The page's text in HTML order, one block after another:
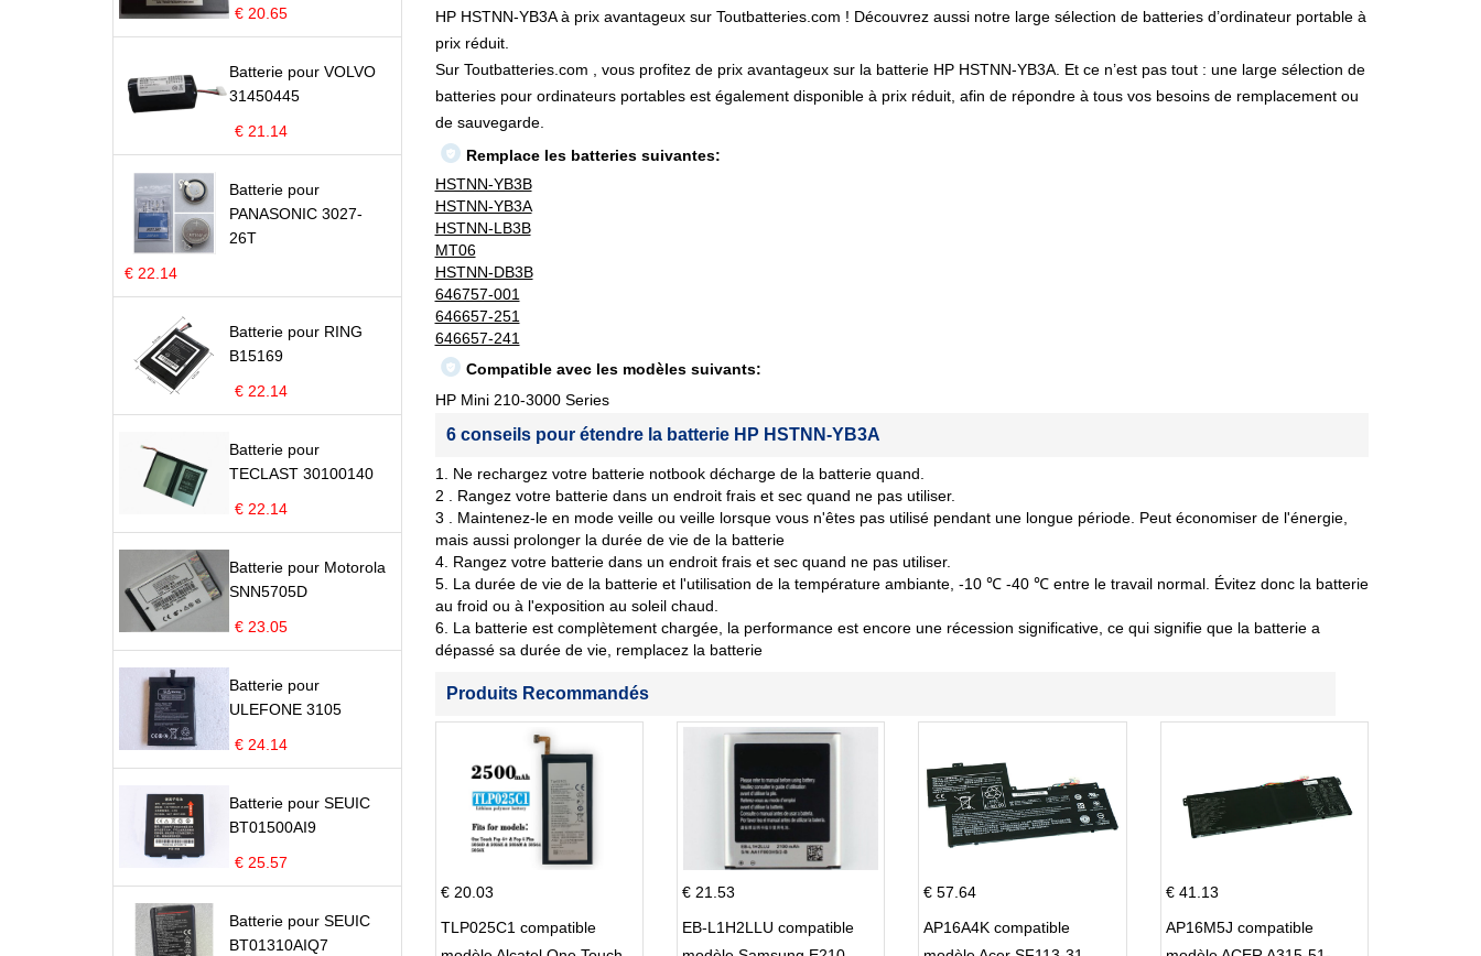
€ 20.65
Batterie pour VOLVO
31450445
€ 21.14
Batterie pour
PANASONIC 3027-
26T
€ 22.14
Batterie pour RING
B15169
€ 22.14
Batterie pour
TECLAST 30100140
€ 22.14
Batterie pour Motorola
SNN5705D
€ 23.05
Batterie pour
ULEFONE 3105
€ 24.14
Batterie pour SEUIC
BT01500AI9
€ 25.57
Batterie pour SEUIC
BT01310AIQ7
HP HSTNN-YB3A à prix avantageux sur Toutbatteries.com ! Découvrez aussi notre large sélection de batteries d’ordinateur portable à
prix réduit.
Sur Toutbatteries.com , vous profitez de prix avantageux sur la batterie HP HSTNN-YB3A. Et ce n’est pas tout : une large sélection de
batteries pour ordinateurs portables est également disponible à prix réduit, afin de répondre à tous vos besoins de remplacement ou
de sauvegarde.
Remplace les batteries suivantes:
HSTNN-YB3B
HSTNN-YB3A
HSTNN-LB3B
MT06
HSTNN-DB3B
646757-001
646657-251
646657-241
Compatible avec les modèles suivants:
HP Mini 210-3000 Series
6 conseils pour étendre la batterie HP HSTNN-YB3A
1. Ne rechargez votre batterie notbook décharge de la batterie quand.
2 . Rangez votre batterie dans un endroit frais et sec quand ne pas utiliser.
3 . Maintenez-le en mode veille ou veille lorsque vous n'êtes pas utilisé pendant une longue période. Peut économiser de l'énergie,
mais aussi prolonger la durée de vie de la batterie
4. Rangez votre batterie dans un endroit frais et sec quand ne pas utiliser.
5. La durée de vie de la batterie et l'utilisation de la température ambiante, -10 ℃ -40 ℃ entre le travail normal. Évitez donc la batterie
au froid ou à l'exposition au soleil chaud.
6. La batterie est complètement chargée, la performance est encore une récession significative, ce qui signifie que la batterie a
dépassé sa durée de vie, remplacez la batterie
Produits Recommandés
€ 20.03
TLP025C1 compatible
€ 21.53
EB-L1H2LLU compatible
€ 57.64
AP16A4K compatible
€ 41.13
AP16M5J compatible